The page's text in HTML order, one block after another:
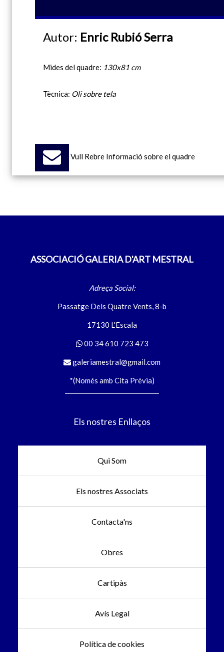
Autor: Enric Rubió Serra
Mides del quadre: 130x81 cm
Tècnica: Oli sobre tela
Vull Rebre Informació sobre el quadre
ASSOCIACIÓ GALERIA D'ART MESTRAL
Adreça Social:
Passatge Dels Quatre Vents, 8-b
17130 L'Escala
00 34 610 723 473
galeriamestral@gmail.com
*(Només amb Cita Prèvia)
Els nostres Enllaços
Qui Som
Els nostres Associats
Contacta'ns
Obres
Cartipàs
Avís Legal
Política de cookies